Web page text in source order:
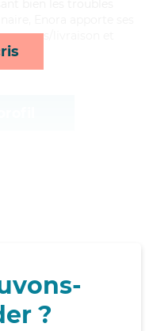
courses/livraison et
?